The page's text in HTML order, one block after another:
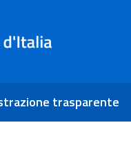
trasparente